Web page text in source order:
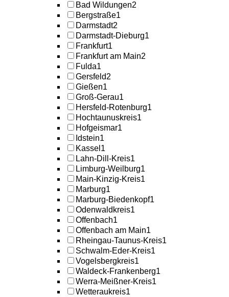
Bad Wildungen2
Bergstraße1
Darmstadt2
Darmstadt-Dieburg1
Frankfurt1
Frankfurt am Main2
Fulda1
Gersfeld2
Gießen1
Groß-Gerau1
Hersfeld-Rotenburg1
Hochtaunuskreis1
Hofgeismar1
Idstein1
Kassel 1
Lahn-Dill-Kreis1
Limburg-Weilburg1
Main-Kinzig-Kreis1
Marburg1
Marburg-Biedenkopf1
Odenwaldkreis1
Offenbach1
Offenbach am Main1
Rheingau-Taunus-Kreis1
Schwalm-Eder-Kreis1
Vogelsbergkreis1
Waldeck-Frankenberg1
Werra-Meißner-Kreis1
Wetteraukreis1